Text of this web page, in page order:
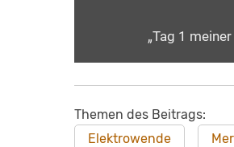
„Tag 1
Themen des Beitrags:
Elektrowende